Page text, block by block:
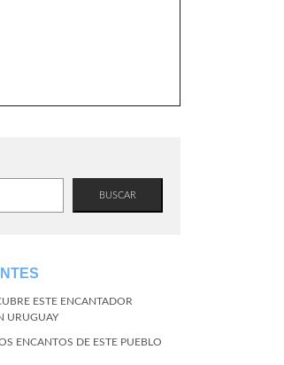
BUSCAR
ESTE ENCANTADOR
URUGUAY
ENCANTOS DE ESTE PUEBLO